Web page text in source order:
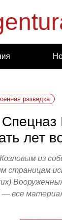
разведка
лет
из
страницам
все